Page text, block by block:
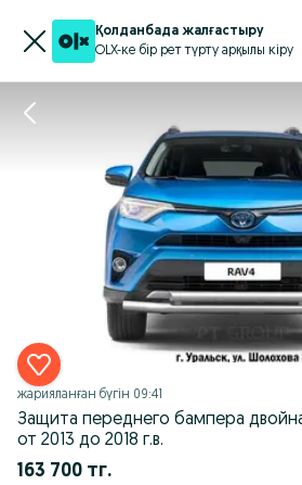
Қолданбада жалғастыру
OLX-ке бір рет түрту арқылы кіру
жарияланған бүгін 09:41
Защита переднего бампера
от 2013 до 2018 г.в.
163 700 тг.